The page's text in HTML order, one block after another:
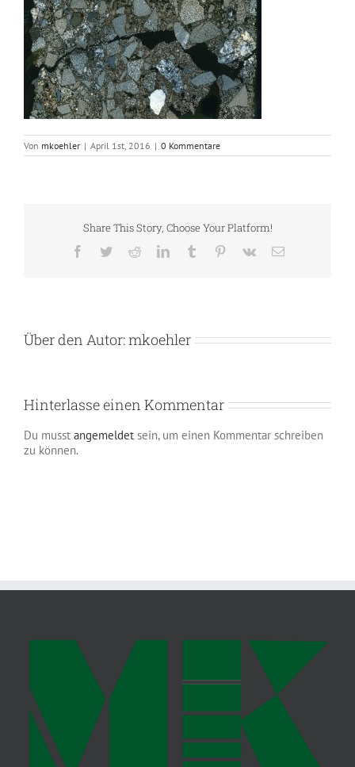
Von mkoehler | April 1st, 2016 | 0 Kommentare
Share This Story, Choose Your Platform!
Facebook
TwitterRedditLinkedInTumblr Pinterest
Vk
E-
Über den Autor:mkoehler
Hinterlasse einen Kommentar
Du musst angemeldet sein, um einen Kommentar schreiben
zu können.